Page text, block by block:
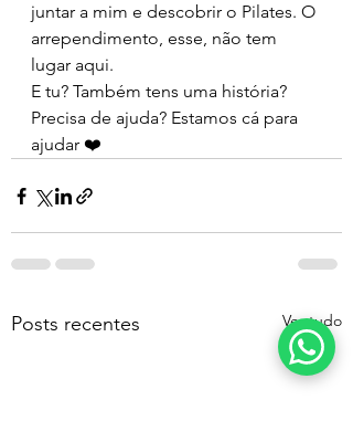
juntar a mim e descobrir o Pilates. O
arrependimento, esse, não tem
lugar aqui.
E tu? Também tens uma história?
Precisa de ajuda? Estamos cá para
ajudar ❤️
Posts recentes Ver tudo